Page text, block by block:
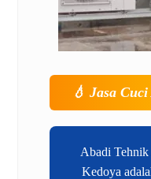
💧 Jasa
Abadi Tehnik
Kedoya